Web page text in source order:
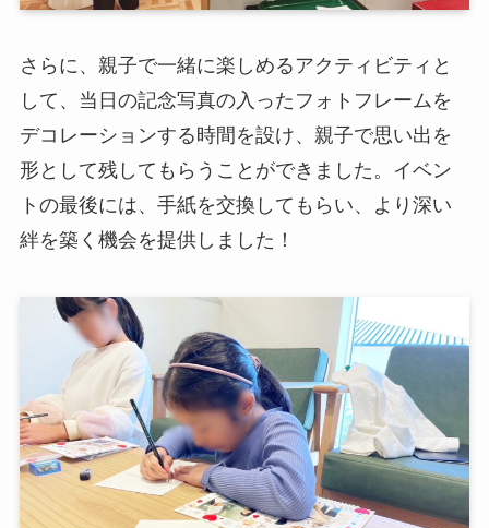
さらに、親子で一緒に楽しめるアクティビティと
して、当日の記念写真の入ったフォトフレームを
デコレーションする時間を設け、親子で思い出を
形として残してもらうことができました。イベン
トの最後には、手紙を交換してもらい、より深い
絆を築く機会を提供しました！